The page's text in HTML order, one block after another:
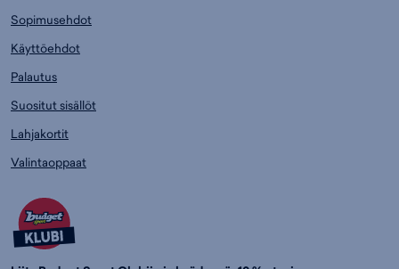
Sopimusehdot
Käyttöehdot
Palautus
Suositut sisällöt
Lahjakortit
Valintaoppaat